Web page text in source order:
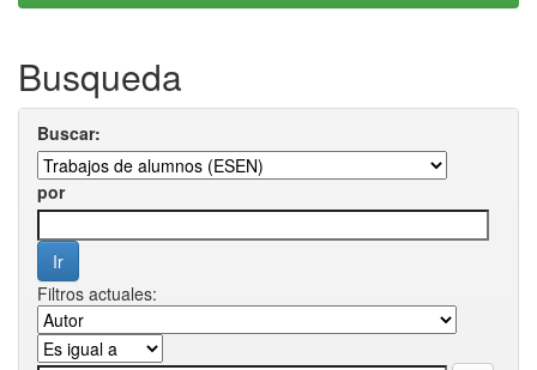
Busqueda
Buscar:
por
Filtros actuales: